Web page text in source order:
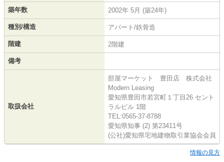
築年数 2002年 5月 (築24年)
種別/構造 アパート/鉄骨造
階建 2階建
備考
取扱会社
部屋マーケット 豊田店 株式会社
Modern Leasing
愛知県豊田市若宮町１丁目26 セント
ラルビル 1階
TEL:0565-37-8788
愛知県知事 (2) 第23411号
(公社)愛知県宅地建物取引業協会会員
情報の見方